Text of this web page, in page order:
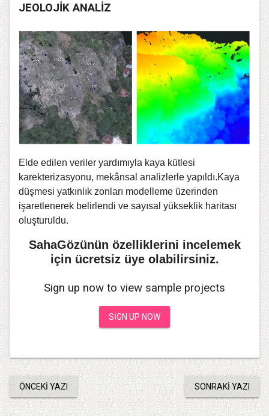
JEOLOJİK ANALİZ
Elde edilen veriler yardımıyla kaya kütlesi
karekterizasyonu, mekânsal analizlerle yapıldı.Kaya
düşmesi yatkınlık zonları modelleme üzerinden
işaretlenerek belirlendi ve sayısal yükseklik haritası
oluşturuldu.
SahaGözünün özelliklerini incelemek
için ücretsiz üye olabilirsiniz.
Sign up now to view sample projects
SIGN UP NOW
ÖNCEKI YAZI SONRAKI YAZI